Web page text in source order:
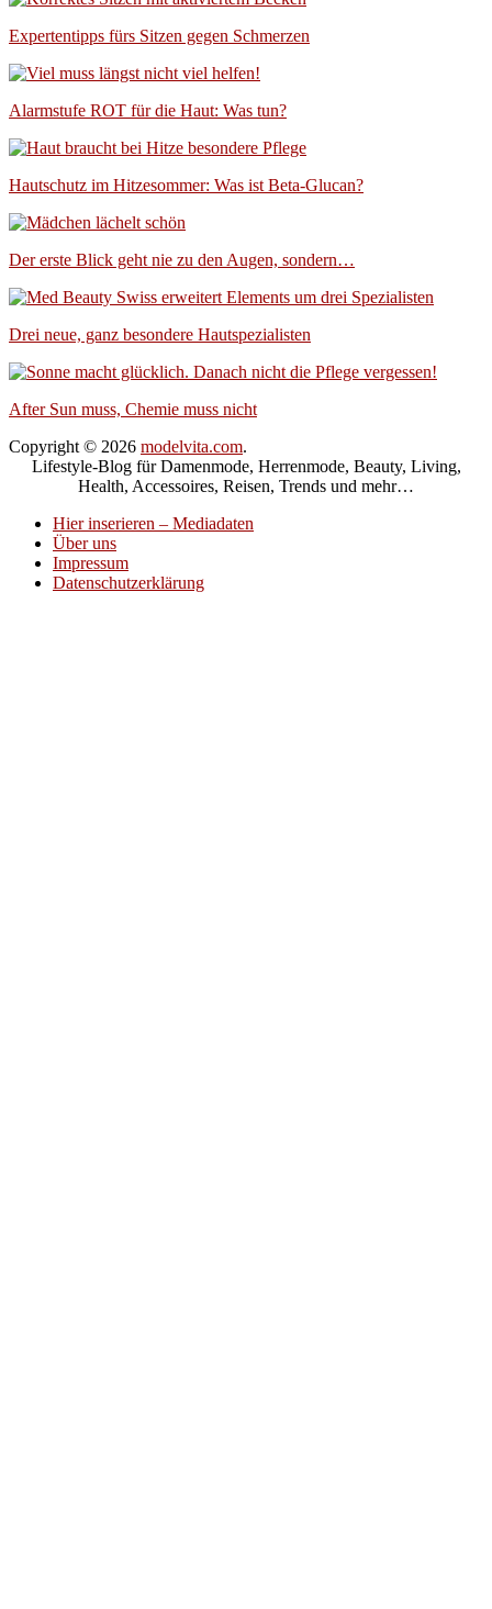
Expertentipps fürs Sitzen gegen Schmerzen
Alarmstufe ROT für die Haut: Was tun?
Hautschutz im Hitzesommer: Was ist Beta-Glucan?
Der erste Blick geht nie zu den Augen, sondern…
Drei neue, ganz besondere Hautspezialisten
After Sun muss, Chemie muss nicht
Copyright © 2026 modelvita.com.
Lifestyle-Blog für Damenmode, Herrenmode, Beauty, Living,
Health, Accessoires, Reisen, Trends und mehr…
Hier inserieren – Mediadaten
Über uns
Impressum
Datenschutzerklärung